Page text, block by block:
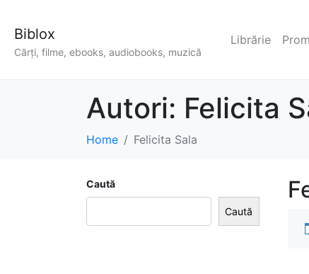
Biblox
Cărți, filme, ebooks, audiobooks, muzică
Librărie
Autori: Felicita
Home Felicita Sala
Caută
Caută